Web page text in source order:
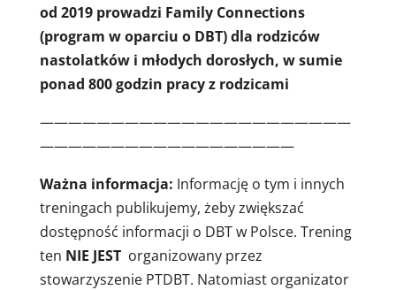
od 2019 prowadzi Family Connections
(program w oparciu o DBT) dla rodziców
nastolatków i młodych dorosłych, w sumie
ponad 800 godzin pracy z rodzicami
——————————————————————
——————————————————
Ważna informacja: Informację o tym i innych
treningach publikujemy, żeby zwiększać
dostępność informacji o DBT w Polsce. Trening
ten NIE JESTorganizowany przez
stowarzyszenie PTDBT. Natomiast organizator